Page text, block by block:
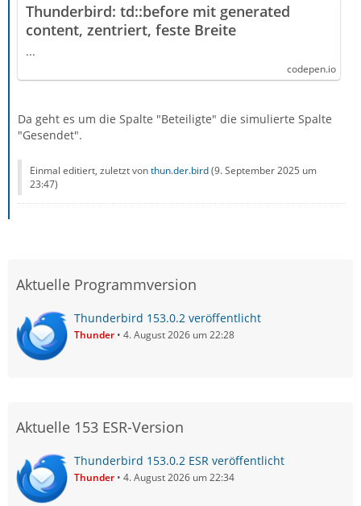
Thunderbird: td::before mit generated
content, zentriert, feste Breite
...
codepen.io
Da geht es um die Spalte "Beteiligte" die simulierte Spalte
"Gesendet".
Einmal editiert, zuletzt vonthun.der.bird(9. September 2025 um
23:47)
Aktuelle Programmversion
Thunderbird 153.0.2 veröffentlicht
Thunder 4. August 2026 um 22:28
Aktuelle 153 ESR-Version
Thunderbird 153.0.2 ESR veröffentlicht
Thunder 4. August 2026 um 22:34